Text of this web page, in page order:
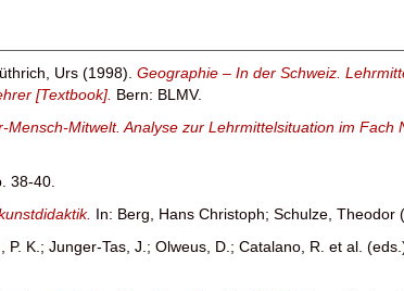
Urs (1998). Geographie – In der Schweiz.
[Textbook]. Bern: BLMV.
Mitwelt. Analyse zur Lehrmittelsituation im Fach
38-40.
In: Berg, Hans Christoph; Schulze, Theodor
P. K.; Junger-Tas, J.; Olweus, D.; Catalano, R. et al.